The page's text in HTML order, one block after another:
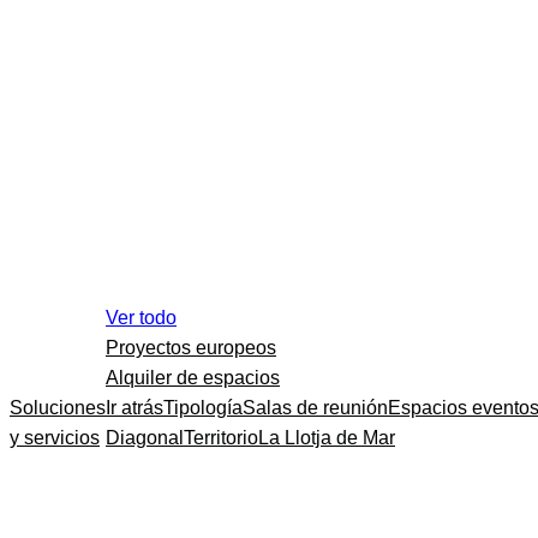
Soluciones
y servicios
Ver todo
Proyectos europeos
Alquiler de espacios
Ir atrásTipologíaSalas de reuniónEspacios eventos
Diagonal TerritorioLa Llotja de Mar